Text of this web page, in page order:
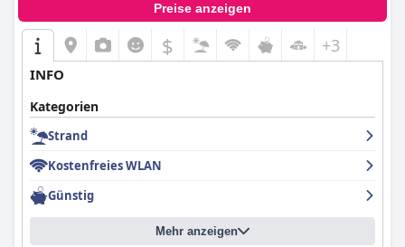
Preise anzeigen
$ +3
INFO
Kategorien
Strand
Kostenfreies WLAN
Günstig
Mehr anzeigen